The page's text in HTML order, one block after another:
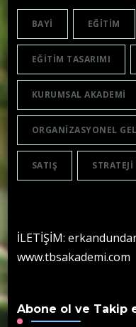
BAYI EĞITIM
EĞITIM TASARIMI
KURUMSAL AKADEMI
ORGANIZASYONEL
SATIŞ STRATEJI
İLETİŞİM:
www.tbsakademi.com
Abone ol ve Takip